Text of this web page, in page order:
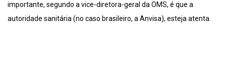
importante, segundo a vice-diretora-geral da OMS, é que a
autoridade sanitária (no caso brasileiro, a Anvisa), esteja atenta.